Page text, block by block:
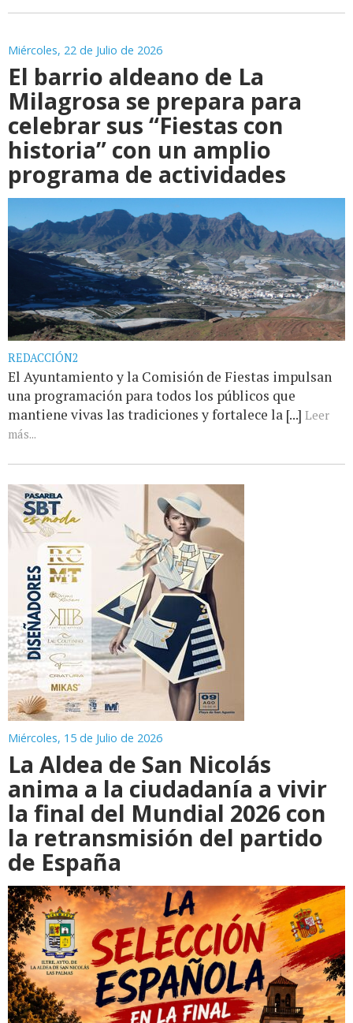
Miércoles, 22 de Julio de 2026
El barrio aldeano de La
Milagrosa se prepara para
celebrar sus “Fiestas con
historia” con un amplio
programa de actividades
REDACCIÓN2
El Ayuntamiento y la Comisión de Fiestas impulsan
una programación para todos los públicos que
mantiene vivas las tradiciones y fortalece la [...] Leer
más...
Miércoles, 15 de Julio de 2026
La Aldea de San Nicolás
anima a la ciudadanía a vivir
la final del Mundial 2026 con
la retransmisión del partido
de España